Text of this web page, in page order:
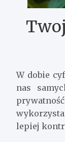
W dobie
nas
lepiej